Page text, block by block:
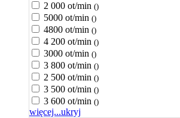
2 000 ot/min ()
5000 ot/min ()
4800 ot/min ()
4 200 ot/min ()
3000 ot/min ()
3 800 ot/min ()
2 500 ot/min ()
3 500 ot/min ()
3 600 ot/min ()
więcej...ukryj